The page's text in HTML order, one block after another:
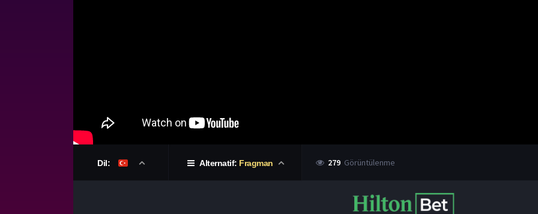
Dil: Alternatif: Fragman 279 Görüntülenme